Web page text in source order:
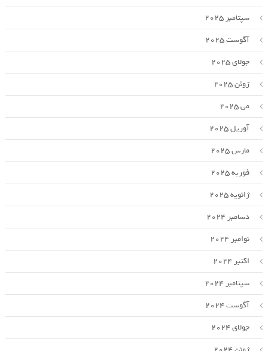
سپتامبر 2025
آگوست 2025
جولای 2025
ژوئن 2025
می 2025
آوریل 2025
مارس 2025
فوریه 2025
ژانویه 2025
دسامبر 2024
نوامبر 2024
اکتبر 2024
سپتامبر 2024
آگوست 2024
جولای 2024